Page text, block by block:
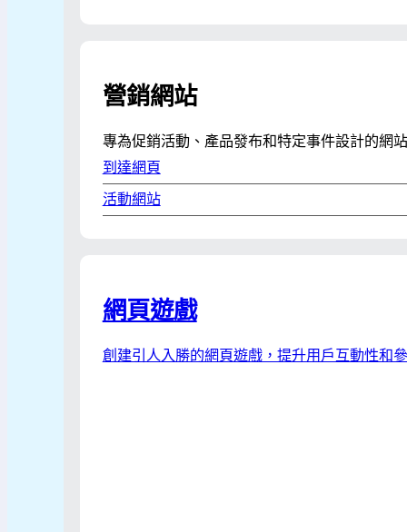
營銷網站
專為促銷活動、產品發布和特定事件設計的網
到達網頁
活動網站
網頁遊戲
創建引人入勝的網頁遊戲，提升用戶互動性和